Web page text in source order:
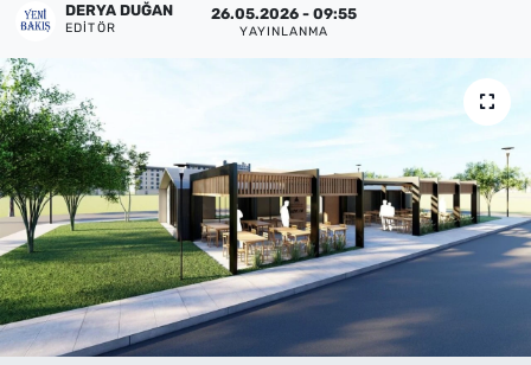
DERYA DUĞAN
EDITÖR
26.05.2026 - 09:55
YAYINLANMA